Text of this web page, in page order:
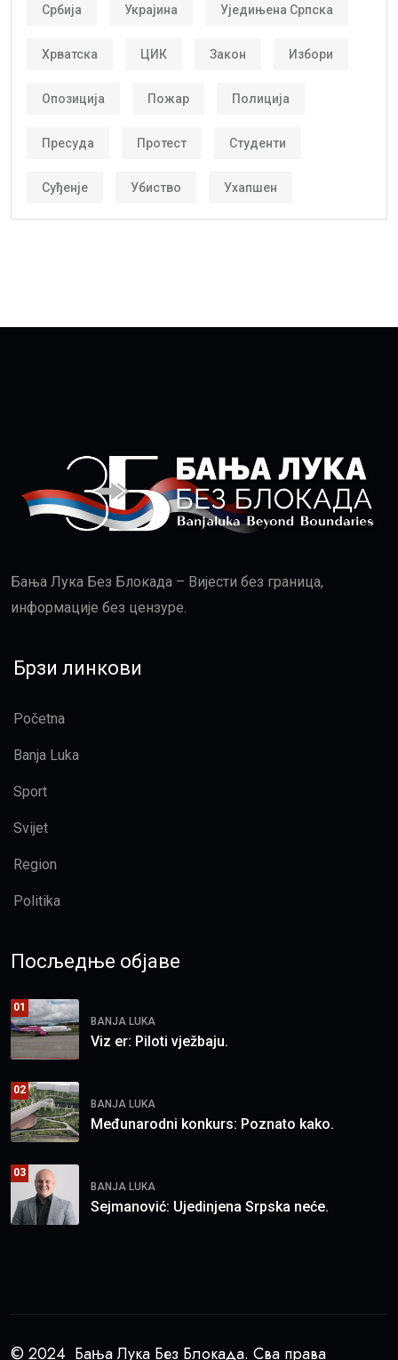
Србија Украјина Уједињена Српска
Хрватска ЦИК Закон Избори
Опозиција Пожар Полиција
Пресуда Протест Студенти
Суђенје Убиство Ухапшен
Бања Лука Без Блокада – Вијести без граница,
информације без цензуре.
Брзи линкови
Početna
Banja Luka
Sport
Svijet
Region
Politika
Посљедње објаве
01
BANJA LUKA
Viz er: Piloti vježbaju.
02
BANJA LUKA
Međunarodni konkurs: Poznato kako.
03
BANJA LUKA
Sejmanović: Ujedinjena Srpska neće.
© 2024 Бања Лука Без Блокада. Сва права